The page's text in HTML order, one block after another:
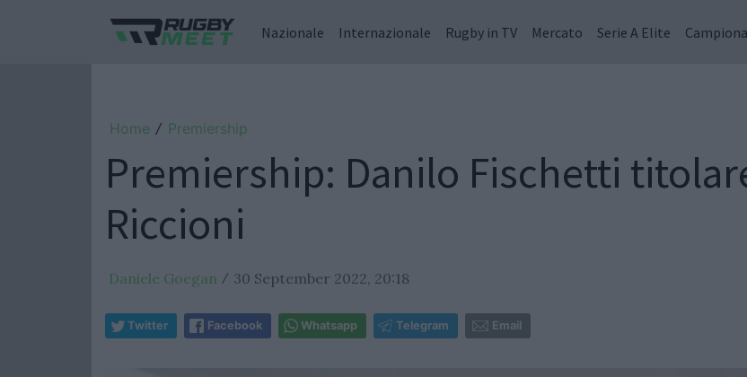
Nazionale Internazionale Rugby in TV Mercato Serie A Elite
Home / Premiership
Premiership: Danilo Fischetti
Riccioni
Daniele Goegan / 30 September 2022, 20:18
Twitter Facebook Whatsapp Telegram Email